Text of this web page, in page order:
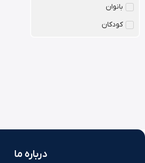
بانوان
کودکان
درباره ما